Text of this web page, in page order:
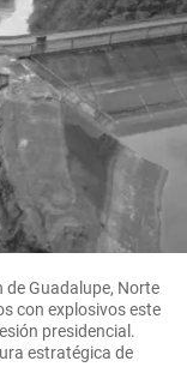
de Guadalupe, Norte
con explosivos este
presidencial.
estratégica de